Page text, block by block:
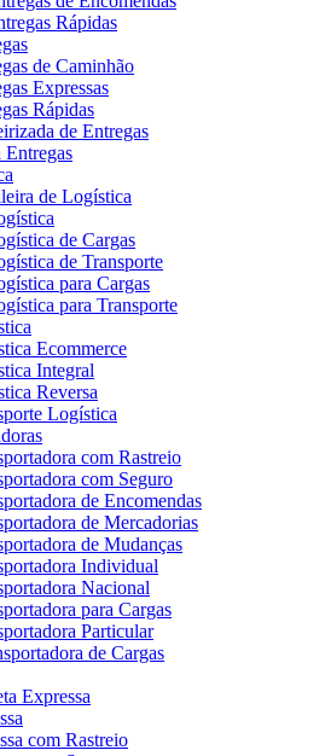
Rápidas
de Caminhão
Expressas
Rápidas
de Entregas
Entregas
de Logística
de Cargas
de Transporte
para Cargas
para Transporte
Ecommerce
Integral
Reversa
Logística
com Rastreio
com Seguro
de Encomendas
de Mercadorias
de Mudanças
Individual
Nacional
para Cargas
Particular
de Cargas
Expressa
com Rastreio